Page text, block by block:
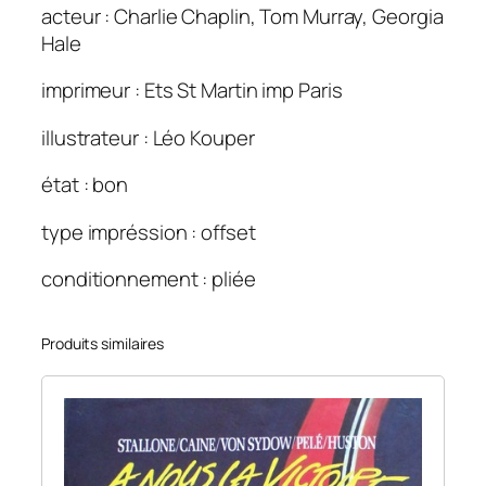
'
o
r
L
)
0
×
acteur : Charlie Chaplin, Tom Murray, Georgia
Hale
imprimeur : Ets St Martin imp Paris
illustrateur : Léo Kouper
état : bon
type impréssion : offset
conditionnement : pliée
Produits similaires